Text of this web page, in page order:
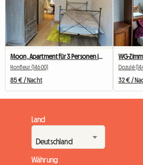
Moon, Apartment für 3 Personen im Stadtzentrum von Honfleur / 2 Schlafzimmer
Honfleur (14600)
85 € / Nacht
WG-
Dozulé
32 € /
Land
Währung